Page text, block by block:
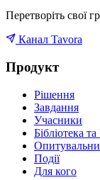
Перетворіть свої
Канал Tavora
Продукт
Рішення
Завдання
Учасники
Бібліотека
Події
Для кого